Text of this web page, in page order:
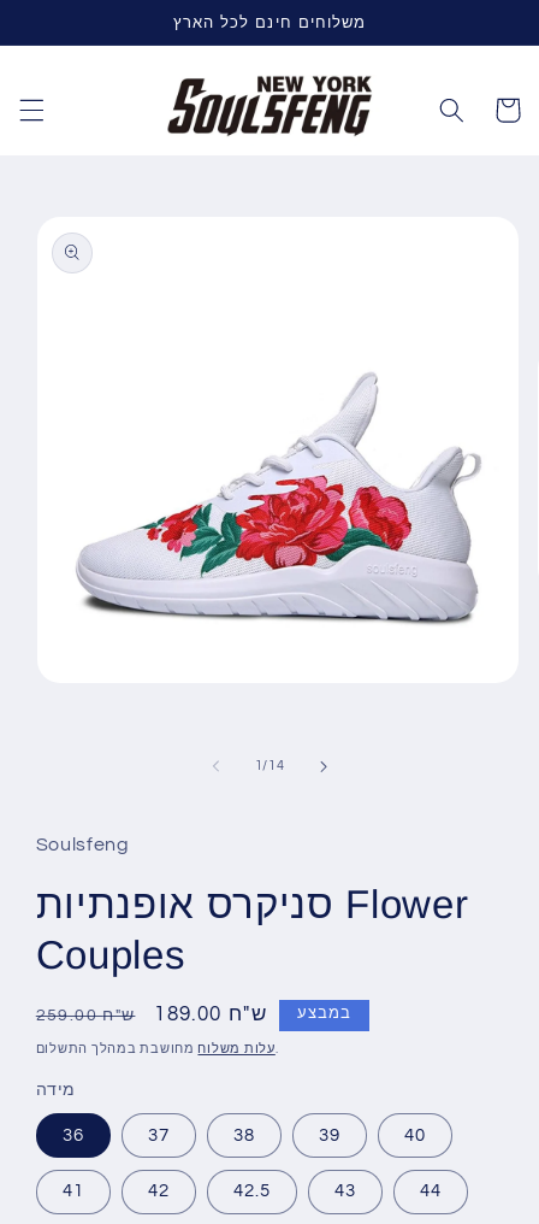
משלוחים חינם לכל הארץ
עגלה
על
מוצרים
1/מתוך
14
Soulsfeng
סניקרס אופנתיות Flower
Couples
מחיר
רגיל
259.00 ש"ח
מחיר
מבצע
189.00 ש"ח במבצע
עלות משלוח
מידה
36 37 38 39 40
41 42 42.5 43 44